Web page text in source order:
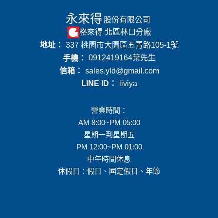
永來得 股份有限公司
格來得 北區林口分廠
地址：
337 桃園市大園區五青路105-1號
手機：
0912419164葉先生
信箱：
sales.yld@gmail.com
LINE ID：
liviya
營業時間：
AM 8:00~PM 05:00
星期一到星期五
PM 12:00~PM 01:00
中午時間休息
休假日：假日、國定假日、年節